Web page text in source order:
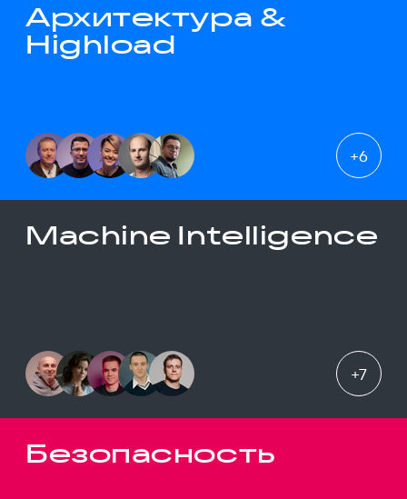
Архитектура &
Highload
+6
Machine Intelligence
+7
Безопасность